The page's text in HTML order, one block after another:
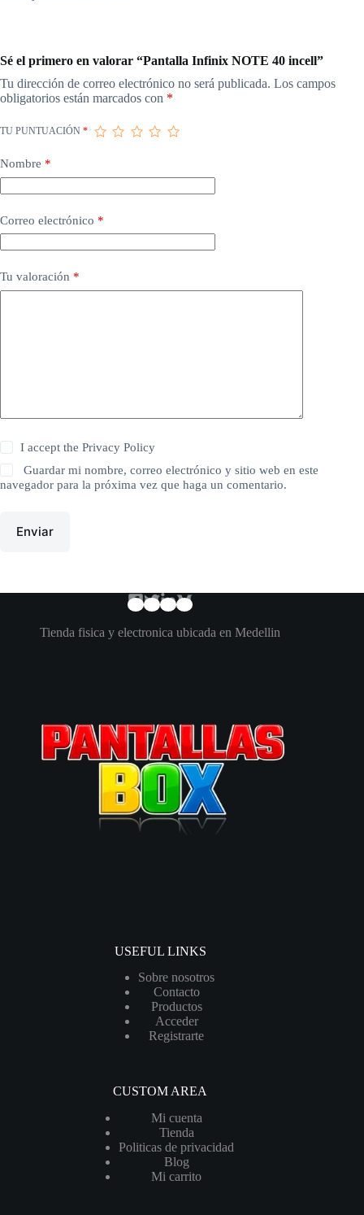
Sé el primero en valorar “Pantalla Infinix NOTE 40 incell”
Tu dirección de correo electrónico no será publicada. Los campos
obligatorios están marcados con *
TU PUNTUACIÓN *
Nombre *
Correo electrónico *
Tu valoración *
I accept thePrivacy Policy
Guardar mi nombre, correo electrónico y sitio web en este
navegador para la próxima vez que haga un comentario.
Enviar
Tienda fisica y electronica ubicada en Medellin
USEFUL LINKS
Sobre nosotros
Contacto
Productos
Acceder
Registrarte
CUSTOM AREA
Mi cuenta
Tienda
Politicas de privacidad
Blog
Mi carrito